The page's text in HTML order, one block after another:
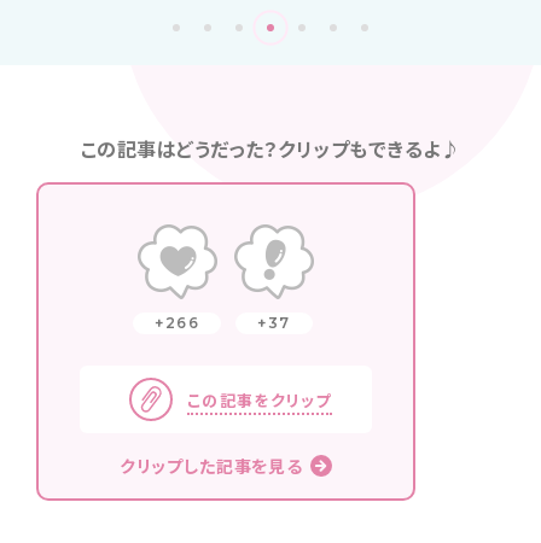
この記事はどうだった？クリップもできるよ♪
266 37
この記事をクリップ
クリップした記事を見る